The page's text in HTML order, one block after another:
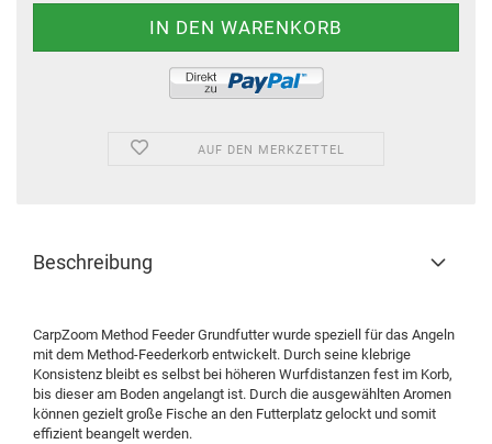
AUF DEN MERKZETTEL
Beschreibung
CarpZoom Method Feeder Grundfutter wurde speziell für das Angeln
mit dem Method-Feederkorb entwickelt. Durch seine klebrige
Konsistenz bleibt es selbst bei höheren Wurfdistanzen fest im Korb,
bis dieser am Boden angelangt ist. Durch die ausgewählten Aromen
können gezielt große Fische an den Futterplatz gelockt und somit
effizient beangelt werden.